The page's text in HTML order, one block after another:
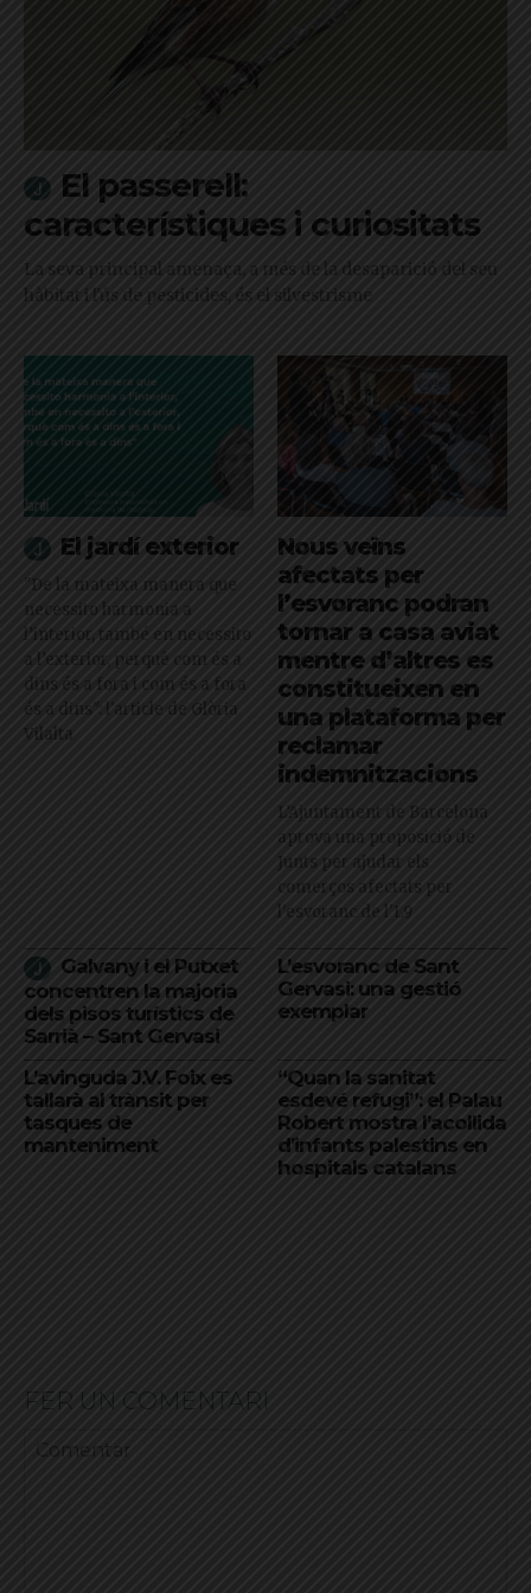
El passerell:
característiques i curiositats
La seva principal amenaça, a més de la desaparició del seu
hàbitat i l'ús de pesticides, és el silvestrisme
El jardí exterior
"De la mateixa manera que
necessito harmonia a
l’interior, també en necessito
a l’exterior, perquè com és a
dins és a fora i com és a fora
és a dins": l'article de Glòria
Vilalta
Nous veïns
afectats per
l’esvoranc podran
tornar a casa aviat
mentre d’altres es
constitueixen en
una plataforma per
reclamar
indemnitzacions
L’Ajuntament de Barcelona
aprova una proposició de
Junts per ajudar els
comerços afectats per
l'esvoranc de l'L9
Galvany i el Putxet
concentren la majoria
dels pisos turístics de
Sarrià – Sant Gervasi
L’esvoranc de Sant
Gervasi: una gestió
exemplar
L’avinguda J.V. Foix es
tallarà al trànsit per
tasques de
manteniment
“Quan la sanitat
esdevé refugi”: el Palau
Robert mostra l’acollida
d’infants palestins en
hospitals catalans
FER UN COMENTARI